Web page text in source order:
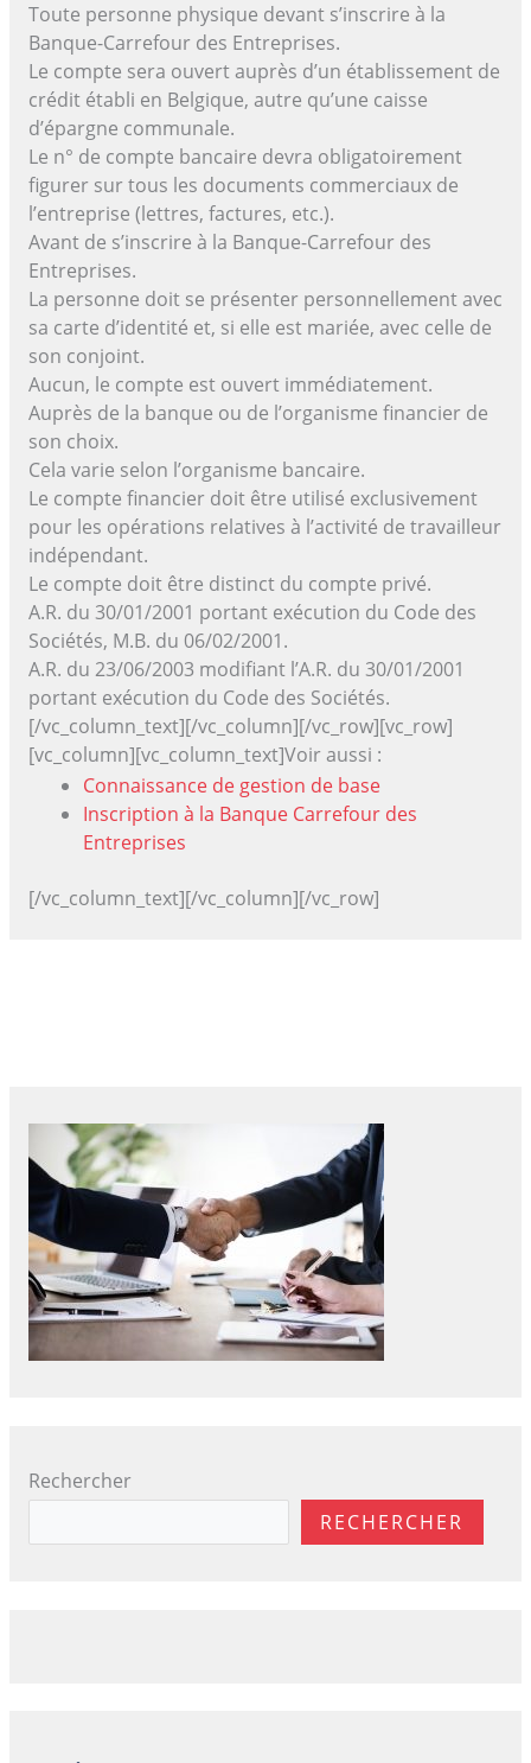
Toute personne physique devant s’inscrire à la
Banque-Carrefour des Entreprises.
Le compte sera ouvert auprès d’un établissement de
crédit établi en Belgique, autre qu’une caisse
d’épargne communale.
Le n° de compte bancaire devra obligatoirement
figurer sur tous les documents commerciaux de
l’entreprise (lettres, factures, etc.).
Avant de s’inscrire à la Banque-Carrefour des
Entreprises.
La personne doit se présenter personnellement avec
sa carte d’identité et, si elle est mariée, avec celle de
son conjoint.
Aucun, le compte est ouvert immédiatement.
Auprès de la banque ou de l’organisme financier de
son choix.
Cela varie selon l’organisme bancaire.
Le compte financier doit être utilisé exclusivement
pour les opérations relatives à l’activité de travailleur
indépendant.
Le compte doit être distinct du compte privé.
A.R. du 30/01/2001 portant exécution du Code des
Sociétés, M.B. du 06/02/2001.
A.R. du 23/06/2003 modifiant l’A.R. du 30/01/2001
portant exécution du Code des Sociétés.
[/vc_column_text][/vc_column][/vc_row][vc_row]
[vc_column][vc_column_text]Voir aussi :
Connaissance de gestion de base
Inscription à la Banque Carrefour des
Entreprises
[/vc_column_text][/vc_column][/vc_row]
Rechercher
RECHERCHER